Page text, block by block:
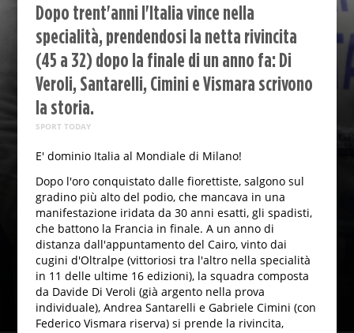
Dopo trent'anni l'Italia vince nella
specialità, prendendosi la netta rivincita
(45 a 32) dopo la finale di un anno fa: Di
Veroli, Santarelli, Cimini e Vismara scrivono
la storia.
SPORT TODAY
E' dominio Italia al Mondiale di Milano!
Dopo l'oro conquistato dalle fiorettiste, salgono sul
gradino più alto del podio, che mancava in una
manifestazione iridata da 30 anni esatti, gli spadisti,
che battono la Francia in finale. A un anno di
distanza dall'appuntamento del Cairo, vinto dai
cugini d'Oltralpe (vittoriosi tra l'altro nella specialità
in 11 delle ultime 16 edizioni), la squadra composta
da Davide Di Veroli (già argento nella prova
individuale), Andrea Santarelli e Gabriele Cimini (con
Federico Vismara riserva) si prende la rivincita,